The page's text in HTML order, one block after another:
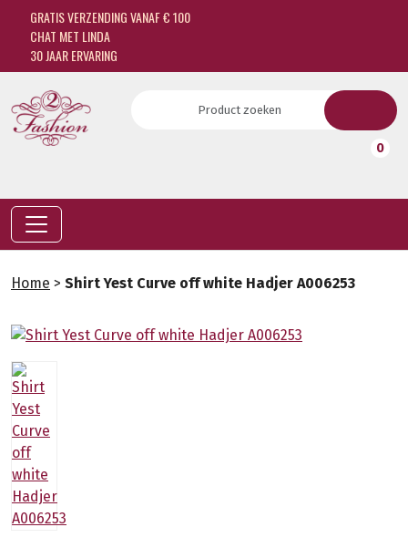
GRATIS VERZENDING VANAF € 100
CHAT MET LINDA
30 JAAR ERVARING
0
Home > Shirt Yest Curve off white Hadjer A006253